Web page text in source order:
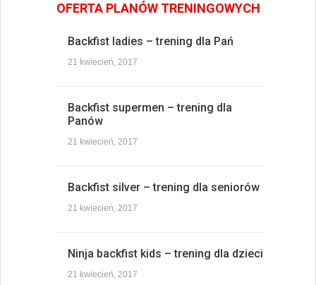
OFERTA PLANÓW TRENINGOWYCH
Backfist ladies – trening dla Pań
21 kwiecień, 2017
Backfist supermen – trening dla
Panów
21 kwiecień, 2017
Backfist silver – trening dla seniorów
21 kwiecień, 2017
Ninja backfist kids – trening dla dzieci
21 kwiecień, 2017